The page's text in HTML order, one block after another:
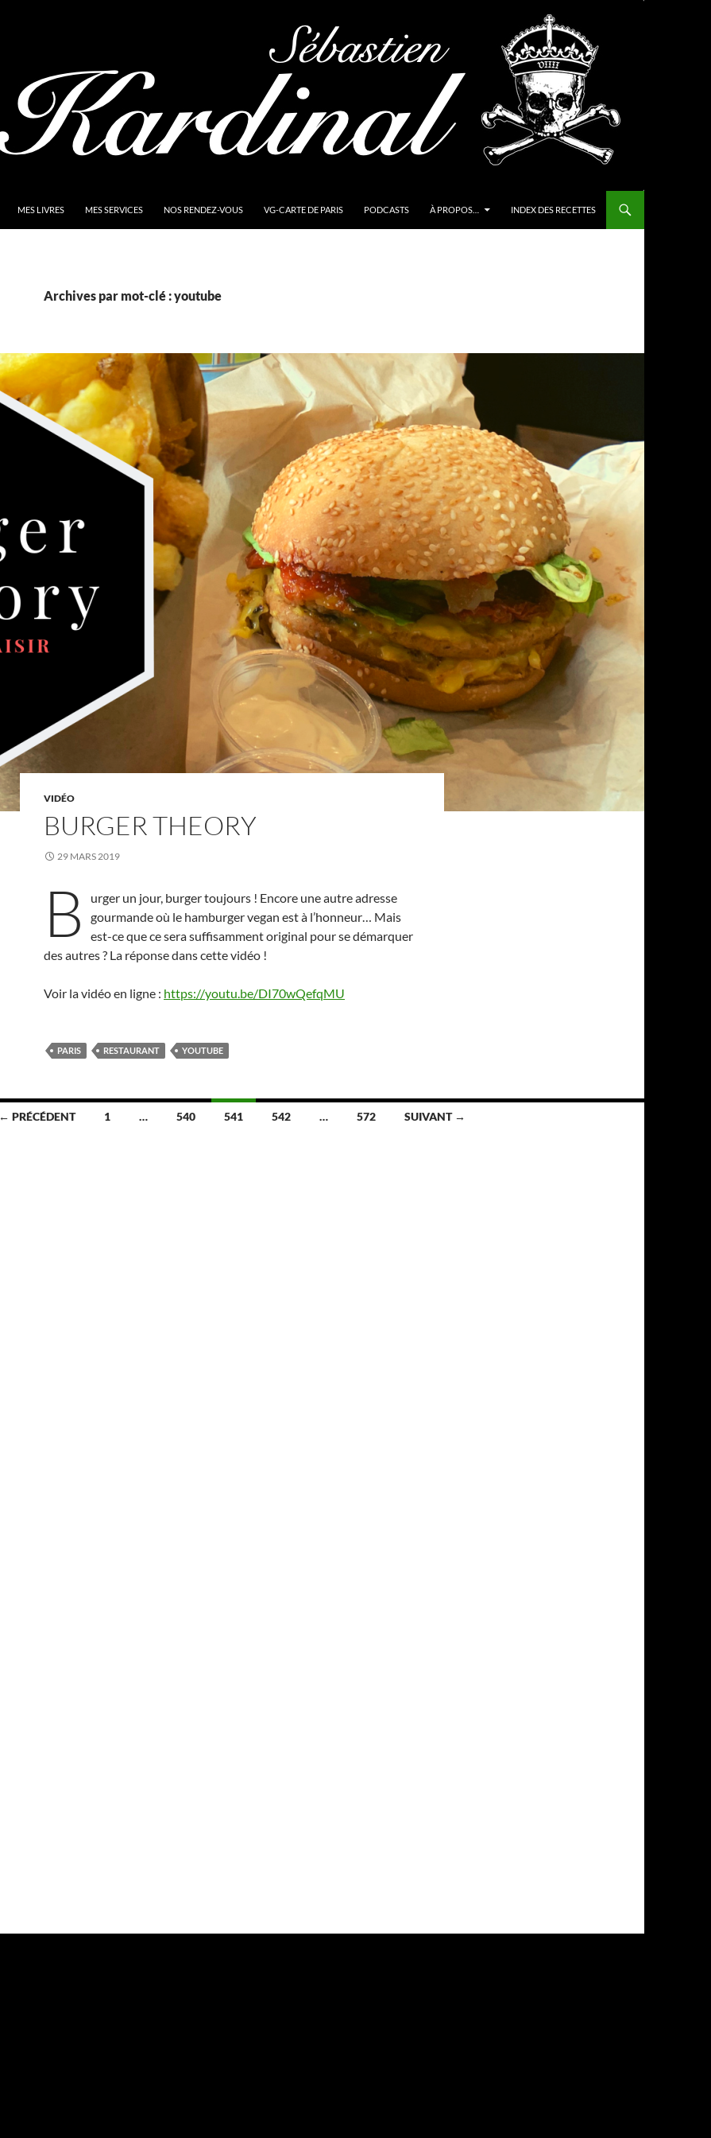
MES LIVRES MES SERVICES NOS RENDEZ-VOUS VG-CARTE DE PARIS PODCASTS À PROPOS… INDEX DES RECETTES
Archives par mot-clé : youtube
VIDÉO
BURGER THEORY
29 MARS 2019
B
urger un jour, burger toujours ! Encore une autre adresse
gourmande où le hamburger vegan est à l’honneur… Mais
est-ce que ce sera suffisamment original pour se démarquer
des autres ? La réponse dans cette vidéo !
Voir la vidéo en ligne : https://youtu.be/DI70wQefqMU
PARIS RESTAURANT YOUTUBE
← PRÉCÉDENT 1 … 540 541 542 … 572 SUIVANT →